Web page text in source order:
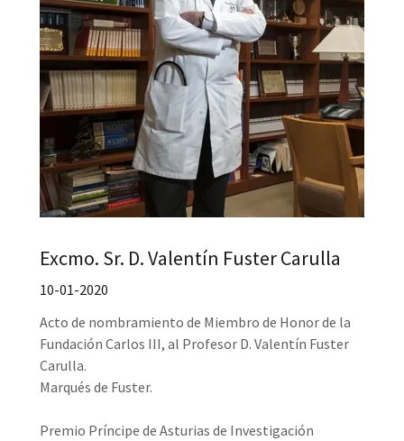
Excmo. Sr. D. Valentín Fuster Carulla
10-01-2020
Acto de nombramiento de Miembro de Honor de la
Fundación Carlos III, al Profesor D. Valentín Fuster
Carulla.
Marqués de Fuster.
Premio Príncipe de Asturias de Investigación